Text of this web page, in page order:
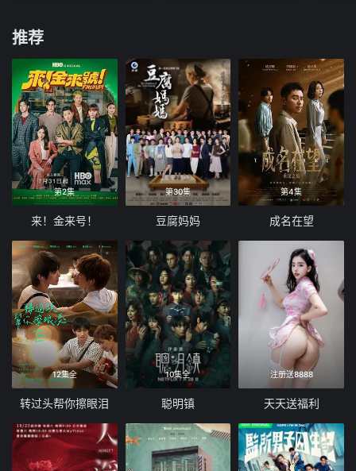
推荐
第2集
来！金来号！
第30集
豆腐妈妈
第4集
成名在望
12集全
转过头帮你擦眼泪
10集全
聪明镇
注册送8888
天天送福利